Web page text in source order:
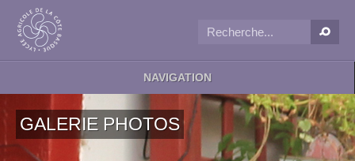
NAVIGATION
GALERIE PHOTOS